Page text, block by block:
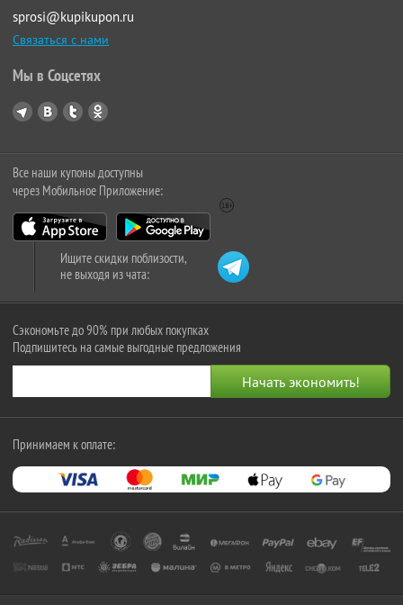
sprosi@kupikupon.ru
Связаться с нами
Мы в Соцсетях
Все наши купоны доступны
через Мобильное Приложение:
Ищите скидки поблизости,
не выходя из чата:
Сэкономьте до 90% при любых покупках
Подпишитесь на самые выгодные предложения
Принимаем к оплате: